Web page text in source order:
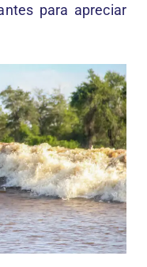
para apreciar